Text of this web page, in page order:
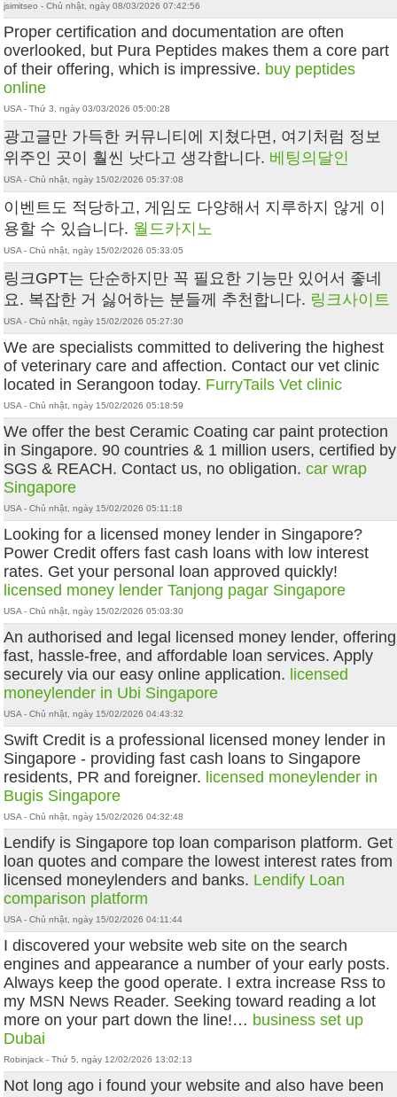
jsimitseo - Chủ nhật, ngày 08/03/2026 07:42:56
Proper certification and documentation are often
overlooked, but Pura Peptides makes them a core part
of their offering, which is impressive. buy peptides
online
USA - Thứ 3, ngày 03/03/2026 05:00:28
광고글만 가득한 커뮤니티에 지쳤다면, 여기처럼 정보
위주인 곳이 훨씬 낫다고 생각합니다. 베팅의달인
USA - Chủ nhật, ngày 15/02/2026 05:37:08
이벤트도 적당하고, 게임도 다양해서 지루하지 않게 이
용할 수 있습니다. 월드카지노
USA - Chủ nhật, ngày 15/02/2026 05:33:05
링크GPT는 단순하지만 꼭 필요한 기능만 있어서 좋네
요. 복잡한 거 싫어하는 분들께 추천합니다. 링크사이트
USA - Chủ nhật, ngày 15/02/2026 05:27:30
We are specialists committed to delivering the highest
of veterinary care and affection. Contact our vet clinic
located in Serangoon today. FurryTails Vet clinic
USA - Chủ nhật, ngày 15/02/2026 05:18:59
We offer the best Ceramic Coating car paint protection
in Singapore. 90 countries & 1 million users, certified by
SGS & REACH. Contact us, no obligation.car wrap
Singapore
USA - Chủ nhật, ngày 15/02/2026 05:11:18
Looking for a licensed money lender in Singapore?
Power Credit offers fast cash loans with low interest
rates. Get your personal loan approved quickly!
licensed money lender Tanjong pagar Singapore
USA - Chủ nhật, ngày 15/02/2026 05:03:30
An authorised and legal licensed money lender, offering
fast, hassle-free, and affordable loan services. Apply
securely via our easy online application. licensed
moneylender in Ubi Singapore
USA - Chủ nhật, ngày 15/02/2026 04:43:32
Swift Credit is a professional licensed money lender in
Singapore - providing fast cash loans to Singapore
residents, PR and foreigner. licensed moneylender in
Bugis Singapore
USA - Chủ nhật, ngày 15/02/2026 04:32:48
Lendify is Singapore top loan comparison platform. Get
loan quotes and compare the lowest interest rates from
licensed moneylenders and banks. Lendify Loan
comparison platform
USA - Chủ nhật, ngày 15/02/2026 04:11:44
I discovered your website web site on the search
engines and appearance a number of your early posts.
Always keep the good operate. I extra increase Rss to
my MSN News Reader. Seeking toward reading a lot
more on your part down the line!… business set up
Dubai
Robinjack - Thứ 5, ngày 12/02/2026 13:02:13
Not long ago i found your website and also have been